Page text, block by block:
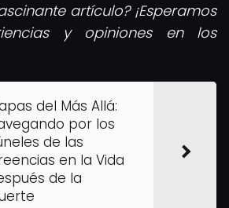
artículo? ¡Esperamos
y opiniones en los
del Más Allá:
por los
de las
en la Vida
de la